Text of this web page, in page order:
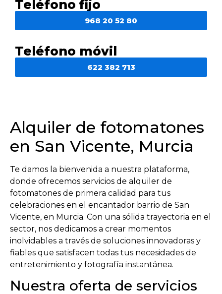
Teléfono fijo
968 20 52 80
Teléfono móvil
622 382 713
Alquiler de fotomatones
en San Vicente, Murcia
Te damos la bienvenida a nuestra plataforma,
donde ofrecemos servicios de alquiler de
fotomatones de primera calidad para tus
celebraciones en el encantador barrio de San
Vicente, en Murcia. Con una sólida trayectoria en el
sector, nos dedicamos a crear momentos
inolvidables a través de soluciones innovadoras y
fiables que satisfacen todas tus necesidades de
entretenimiento y fotografía instantánea.
Nuestra oferta de servicios